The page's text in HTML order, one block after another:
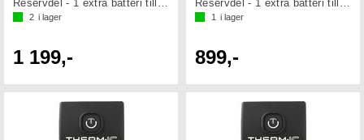
2 i lager
1 199,-
1 i lager
899,-